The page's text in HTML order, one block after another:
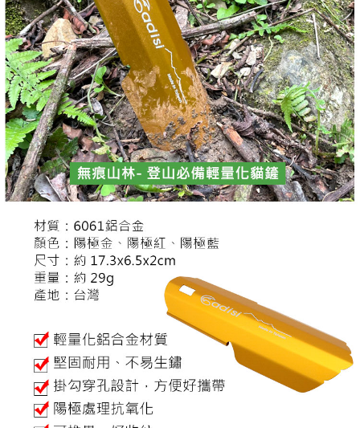
【注意事項】
１．透過由恩沛科技股份有限公司提供之「AFTEE先享後付」服務完成之交
易，需依本服務之必要範圍內提供個人資料，並將交易相關給付款項請求債
權轉讓予恩沛科技股份有限公司。
２．關於個人資料處理事宜，請瀏覽以下網址：
https://aftee.tw/terms/#terms3
３．未成年的使用者請事先徵得法定代理人或監護人之同意方可使用
「AFTEE先享後付」，若未經同意申辦者引起之損失，本公司不負相關責
任。
４．使用「AFTEE先享後付」時，將依據個別帳號之用戶狀況，依本公司即
時審查核予不同之上限額度；若仍有額度不足之情形，本公司將視審查結果
請求用戶進行身份認證。
５．嚴禁一人註冊多個帳號或使用他人資訊註冊。若發現惡意使用之情形，
恩沛科技股份有限公司將有權停止該用戶之使用額度並採取法律行動。
免運費
貨到付款
每筆NT$130，滿NT$3,000(含以上)免運費